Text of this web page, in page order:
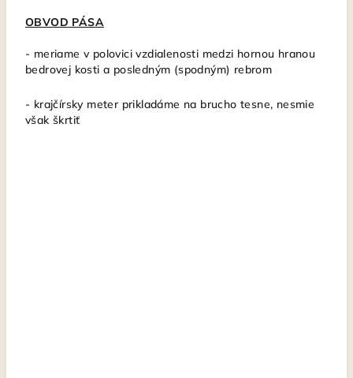
OBVOD PÁSA
- meriame v polovici vzdialenosti medzi hornou hranou
bedrovej kosti a posledným (spodným) rebrom
- krajčírsky meterprikladáme na brucho tesne, nesmie
však škrtiť